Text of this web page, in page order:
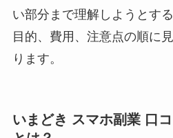
い部分まで理解しようとす
目的、費用、注意点の順に
ります。
いまどき スマホ副業 口